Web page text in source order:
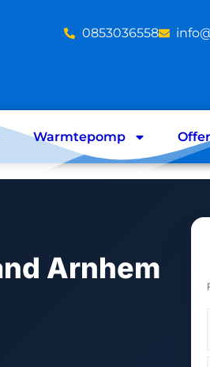
‪0853036558
Warmtepomp
Arnhem